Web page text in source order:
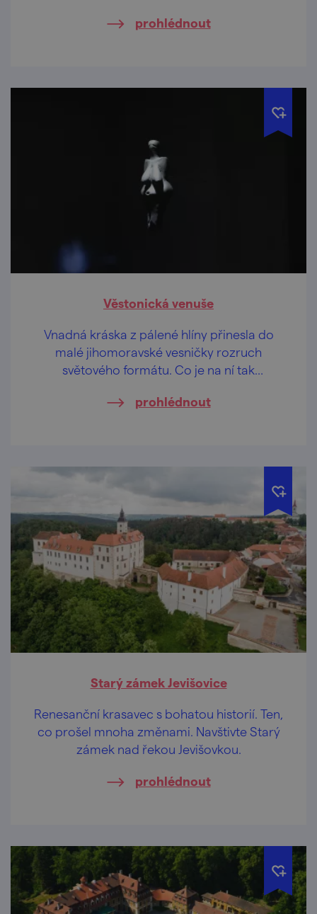
prohlédnout
Věstonická venuše
Vnadná kráska z pálené hlíny přinesla do
malé jihomoravské vesničky rozruch
světového formátu. Co je na ní tak
prohlédnout
Starý zámek Jevišovice
Renesanční krasavec s bohatou historií. Ten,
co prošel mnoha změnami. Navštivte Starý
zámek nad řekou Jevišovkou.
prohlédnout